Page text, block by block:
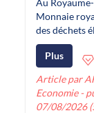
Monnaie
des déchets
Plus
Article par
Economie -
07/08/2026